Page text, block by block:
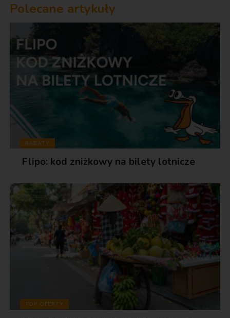
Polecane artykuły
RABATY
Flipo: kod zniżkowy na bilety lotnicze
TOP OFERTY